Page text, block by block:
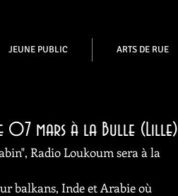
JEUNE PUBLIC ARTS DE RUE
07 mars à la Bulle (Lille)
Radio Loukoum sera à la
balkans, Inde et Arabie où